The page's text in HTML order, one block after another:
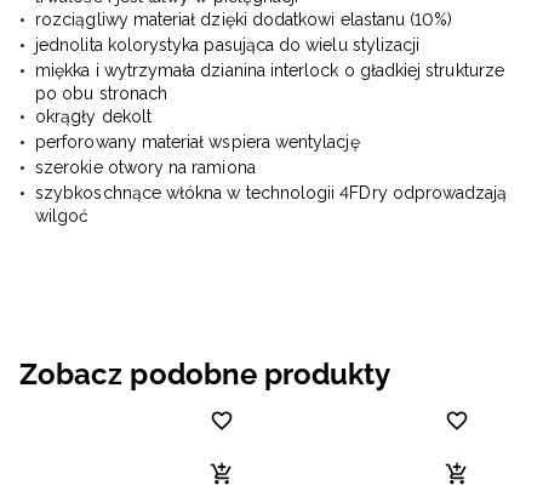
rozciągliwy materiał dzięki dodatkowi elastanu (10%)
jednolita kolorystyka pasująca do wielu stylizacji
miękka i wytrzymała dzianina interlock o gładkiej strukturze
po obu stronach
okrągły dekolt
perforowany materiał wspiera wentylację
szerokie otwory na ramiona
szybkoschnące włókna w technologii 4FDry odprowadzają
wilgoć
Zobacz podobne produkty